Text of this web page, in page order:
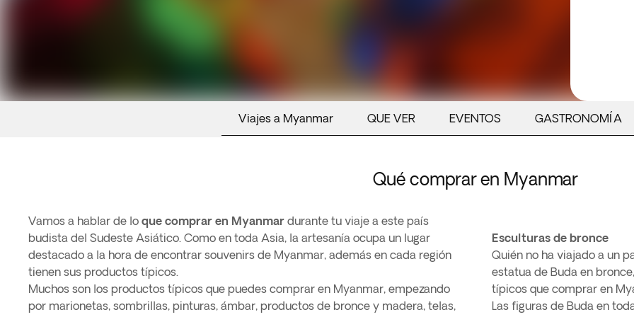
Viajes a Myanmar QUE VER EVENTOS GASTRONOMÍA
Qué comprar en Myanmar
Vamos a hablar de lo que comprar en Myanmar durante tu viaje a este país
budista del Sudeste Asiático. Como en toda Asia, la artesanía ocupa un lugar
destacado a la hora de encontrar souvenirs de Myanmar, además en cada región
tienen sus productos típicos.
Muchos son los productos típicos que puedes comprar en Myanmar, empezando
por marionetas, sombrillas, pinturas, ámbar, productos de bronce y madera, telas,
Esculturas de bronce
Quién no ha viajado a un
estatua de Buda en
típicos que comprar en
Las figuras de Buda en